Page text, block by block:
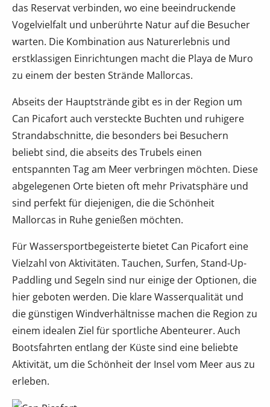
das Reservat verbinden, wo eine beeindruckende
Vogelvielfalt und unberührte Natur auf die Besucher
warten. Die Kombination aus Naturerlebnis und
erstklassigen Einrichtungen macht die Playa de Muro
zu einem der besten Strände Mallorcas.
Abseits der Hauptstrände gibt es in der Region um
Can Picafort auch versteckte Buchten und ruhigere
Strandabschnitte, die besonders bei Besuchern
beliebt sind, die abseits des Trubels einen
entspannten Tag am Meer verbringen möchten. Diese
abgelegenen Orte bieten oft mehr Privatsphäre und
sind perfekt für diejenigen, die die Schönheit
Mallorcas in Ruhe genießen möchten.
Für Wassersportbegeisterte bietet Can Picafort eine
Vielzahl von Aktivitäten. Tauchen, Surfen, Stand-Up-
Paddling und Segeln sind nur einige der Optionen, die
hier geboten werden. Die klare Wasserqualität und
die günstigen Windverhältnisse machen die Region zu
einem idealen Ziel für sportliche Abenteurer. Auch
Bootsfahrten entlang der Küste sind eine beliebte
Aktivität, um die Schönheit der Insel vom Meer aus zu
erleben.